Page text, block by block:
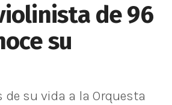
de 96
su
su vida a la Orquesta